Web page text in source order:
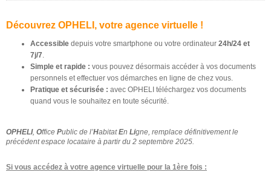
Découvrez OPHELI, votre agence virtuelle !
Accessible depuis votre smartphone ou votre ordinateur 24h/24 et
7j/7.
Simple et rapide : vous pouvez désormais accéder à vos documents
personnels et effectuer vos démarches en ligne de chez vous.
Pratique et sécurisée : avec OPHELI téléchargez vos documents
quand vous le souhaitez en toute sécurité.
OPHELI, Office Public de l’HabitatEn Ligne, remplace définitivement le
précédent espace locataire à partir du 2 septembre 2025.
Si vous accédez à votre agence virtuelle pour la 1ère fois :